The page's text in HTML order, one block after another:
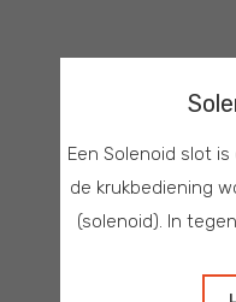
Een Solenoid slot
de krukbediening
(solenoid). In